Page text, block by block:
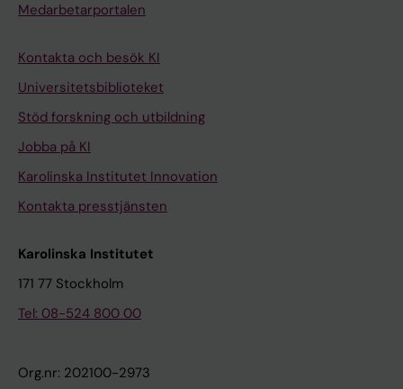
Medarbetarportalen
Kontakta och besök KI
Universitetsbiblioteket
Stöd forskning och utbildning
Jobba på KI
Karolinska Institutet Innovation
Kontakta presstjänsten
Karolinska Institutet
171 77 Stockholm
Tel: 08-524 800 00
Org.nr: 202100-2973